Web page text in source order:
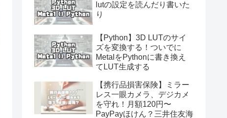
lutの設定を読んだり書いた
り
【Python】3D LUTのサイ
ズを変換する！ついでに
MetalをPythonに書き換え
てLUT生成する
【携行品損害保険】ミラー
レス一眼カメラ、デジカメ
を守れ！月額120円〜
PayPayほけん？三井住友海